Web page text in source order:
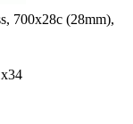
700x28c (28mm),